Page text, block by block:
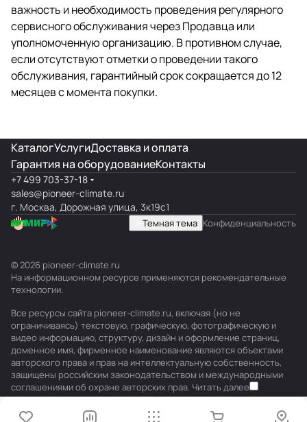
важность и необходимость проведения регулярного
сервисного обслуживания через Продавца или
уполномоченную организацию. В противном случае,
если отсутствуют отметки о проведении такого
обслуживания, гарантийный срок сокращается до 12
месяцев с момента покупки.
КаталогУслугиДоставка и оплата
Гарантия на оборудованиеКонтакты
+7 499 703-37-18
sales@pioneer-climate.ru
г. Москва, Дорожная улица, 3к19с1
Темная тема Конфиденциальность
© 2026 pioneer-climate.ru
На информационном ресурсе применяются рекомендательные
технологии.
Все ресурсы сайта pioneer-climate.ru, включая (но не
ограничиваясь) текстовую, графическую, фотографическую и
видео информацию, структуру, дизайн и оформление страниц,
доменное имя, фирменное наименование являются объектами
авторского права и прав на интеллектуальную собственность,
защищены российским законодательством и международными
соглашениями об охране авторских прав. Читать далее